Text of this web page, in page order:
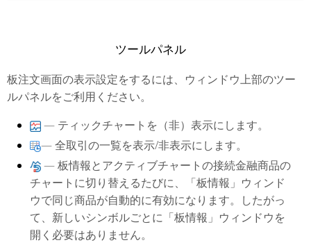
ツールパネル
板注文画面の表示設定をするには、ウィンドウ上部のツー
ルパネルをご利用ください。
— ティックチャートを（非）表示にします。
— 全取引の一覧を表示/非表示にします。
— 板情報とアクティブチャートの接続金融商品の
チャートに切り替えるたびに、「板情報」ウィンド
ウで同じ商品が自動的に有効になります。したがっ
て、新しいシンボルごとに「板情報」ウィンドウを
開く必要はありません。